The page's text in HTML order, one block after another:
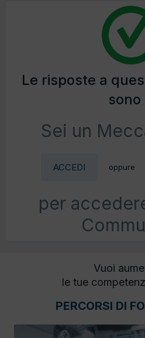
Le risposte a
sono
Sei un
ACCEDI oppure
per
Vuoi
le tue
PERCORSI DI